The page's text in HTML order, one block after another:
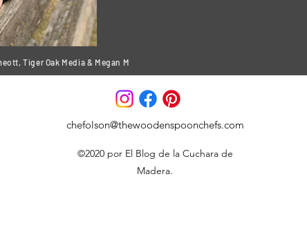
Tiger Oak Media & Megan M
chefolson@thewoodenspoonchefs.com
©2020 por El Blog de la Cuchara de
Madera.